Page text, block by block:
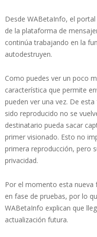
Desde WABetaInfo, el
de la plataforma de
continúa trabajando en la
autodestruyen.
Como puedes ver un poco
característica que permite
pueden ver una vez. De
sido reproducido no se
destinatario pueda sacar
primer visionado. Esto no
primera reproducción, pero
privacidad.
Por el momento esta nueva
en fase de pruebas, por lo
WABetaInfo explican que
actualización futura.